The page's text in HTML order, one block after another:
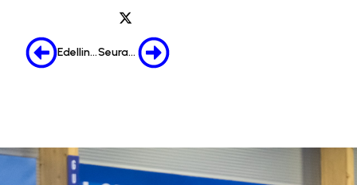
Edellinen Seuraava